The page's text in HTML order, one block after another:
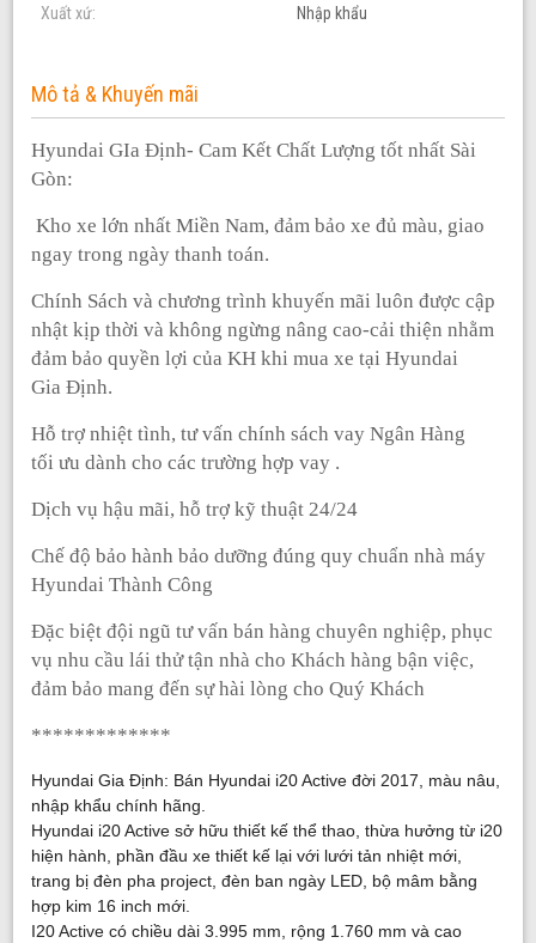
Xuất xứ: Nhập khẩu
Mô tả & Khuyến mãi
Hyundai GIa Định- Cam Kết Chất Lượng tốt nhất Sài
Gòn:
Kho xe lớn nhất Miền Nam, đảm bảo xe đủ màu, giao
ngay trong ngày thanh toán.
Chính Sách và chương trình khuyến mãi luôn được cập
nhật kịp thời và không ngừng nâng cao-cải thiện nhằm
đảm bảo quyền lợi của KH khi mua xe tại Hyundai
GiaĐịnh.
Hỗ trợ nhiệt tình, tư vấn chính sách vay Ngân Hàng
tốiưu dành cho các trường hợp vay .
Dịch vụ hậu mãi, hỗ trợ kỹ thuật 24/24
Chế độ bảo hành bảo dưỡng đúng quy chuẩn nhà máy
Hyundai Thành Công
Đặc biệt đội ngũ tư vấn bán hàng chuyên nghiệp, phục
vụ nhu cầu lái thửtận nhà cho Khách hàng bận việc,
đảm bảo mang đến sựhài lòng cho Quý Khách
*************
Hyundai Gia Định: Bán Hyundai i20 Active đời 2017, màu nâu,
nhập khẩu chính hãng.
Hyundai i20 Active sở hữu thiết kế thể thao, thừa hưởng từ i20
hiện hành, phần đầu xe thiết kế lại với lưới tản nhiệt mới,
trang bị đèn pha project, đèn ban ngày LED, bộ mâm bằng
hợp kim 16 inch mới.
I20 Active có chiều dài 3.995 mm, rộng 1.760 mm và cao